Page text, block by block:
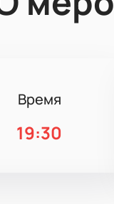
Время
19:30